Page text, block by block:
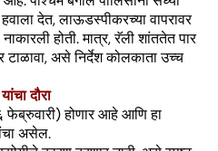
देत, लाऊडस्पीकरच्या वापरावर
होती. मात्र, रॅली शांततेत पार
टाळावा, असे निर्देश कोलकाता उच्च
दौरा
होणार आहे आणि हा
असेल.